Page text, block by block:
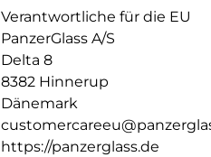
Verantwortliche für die EU
PanzerGlass A/S
Delta 8
8382 Hinnerup
Dänemark
https://panzerglass.de